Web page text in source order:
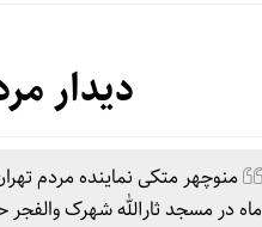
دیدار
منوچهر متکی نماینده مردم
ماه در مسجد ثارالله شهرک